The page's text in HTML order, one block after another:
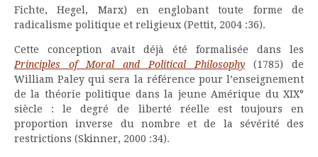
Fichte, Hegel, Marx) en englobant toute forme de
radicalisme politique et religieux (Pettit, 2004 :36).
Cette conception avait déjà été formalisée dans les
Principles of Moral and Political Philosophy (1785) de
William Paley qui sera la référence pour l’enseignement
de la théorie politique dans la jeune Amérique du XIX°
siècle : le degré de liberté réelle est toujours en
proportion inverse du nombre et de la sévérité des
restrictions (Skinner, 2000 :34).